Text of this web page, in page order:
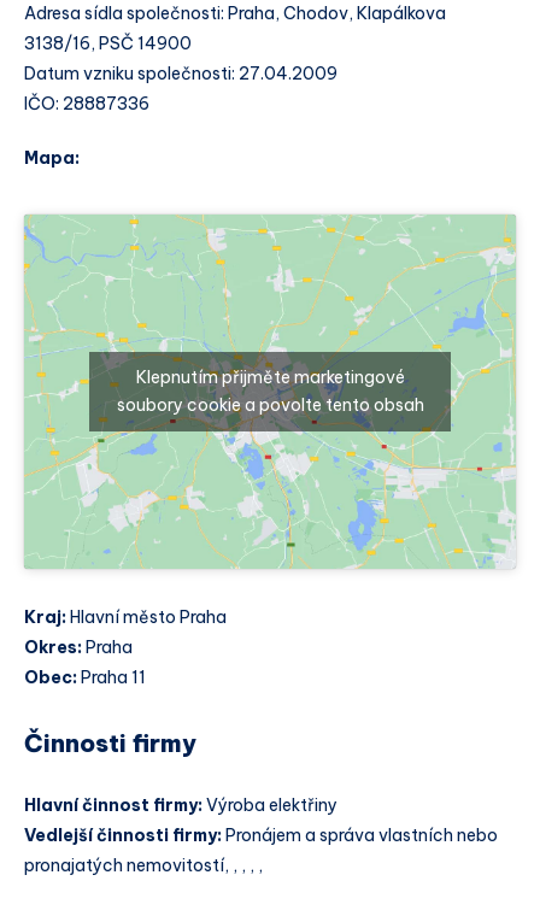
Adresa sídla společnosti: Praha, Chodov, Klapálkova
3138/16, PSČ 14900
Datum vzniku společnosti: 27.04.2009
IČO: 28887336
Mapa:
Klepnutím přijměte marketingové
soubory cookie a povolte tento obsah
Kraj: Hlavní město Praha
Okres: Praha
Obec: Praha 11
Činnosti firmy
Hlavní činnost firmy:Výroba elektřiny
Vedlejší činnosti firmy:Pronájem a správa vlastních nebo
pronajatých nemovitostí, , , , ,